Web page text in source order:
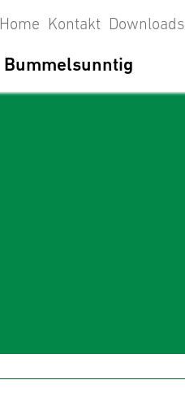
Home Kontakt Downloads
Bummelsunntig